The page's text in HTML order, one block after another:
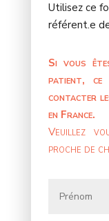
Utilisez ce
référent.e
Si vous
patient, ce
contacter
en France.
Veuillez
proche de